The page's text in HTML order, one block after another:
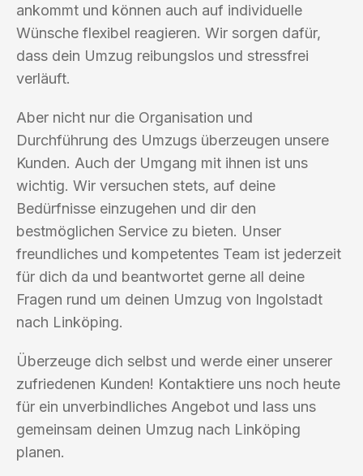
ankommt und können auch auf individuelle
Wünsche flexibel reagieren. Wir sorgen dafür,
dass dein Umzug reibungslos und stressfrei
verläuft.
Aber nicht nur die Organisation und
Durchführung des Umzugs überzeugen unsere
Kunden. Auch der Umgang mit ihnen ist uns
wichtig. Wir versuchen stets, auf deine
Bedürfnisse einzugehen und dir den
bestmöglichen Service zu bieten. Unser
freundliches und kompetentes Team ist jederzeit
für dich da und beantwortet gerne all deine
Fragen rund um deinen Umzug von Ingolstadt
nach Linköping.
Überzeuge dich selbst und werde einer unserer
zufriedenen Kunden! Kontaktiere uns noch heute
für ein unverbindliches Angebot und lass uns
gemeinsam deinen Umzug nach Linköping
planen.